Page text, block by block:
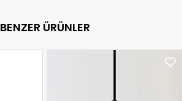
BENZER ÜRÜNLER